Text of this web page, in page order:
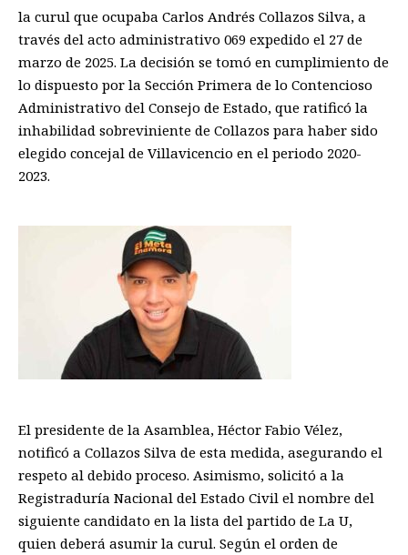
la curul que ocupaba Carlos Andrés Collazos Silva, a
través del acto administrativo 069 expedido el 27 de
marzo de 2025. La decisión se tomó en cumplimiento de
lo dispuesto por la Sección Primera de lo Contencioso
Administrativo del Consejo de Estado, que ratificó la
inhabilidad sobreviniente de Collazos para haber sido
elegido concejal de Villavicencio en el periodo 2020-
2023.
El presidente de la Asamblea, Héctor Fabio Vélez,
notificó a Collazos Silva de esta medida, asegurando el
respeto al debido proceso. Asimismo, solicitó a la
Registraduría Nacional del Estado Civil el nombre del
siguiente candidato en la lista del partido de La U,
quien deberá asumir la curul. Según el orden de